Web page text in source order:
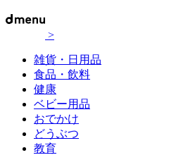
>
雑貨・日用品
食品・飲料
健康
ベビー用品
おでかけ
どうぶつ
教育